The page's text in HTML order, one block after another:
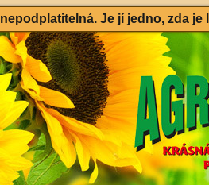
Je jí jedno, zda